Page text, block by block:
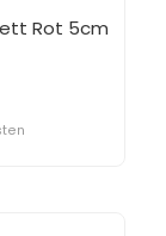
Rot 5cm